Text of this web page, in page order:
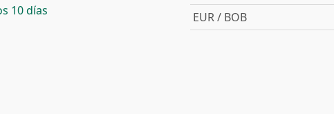
10 días
EUR / BOB